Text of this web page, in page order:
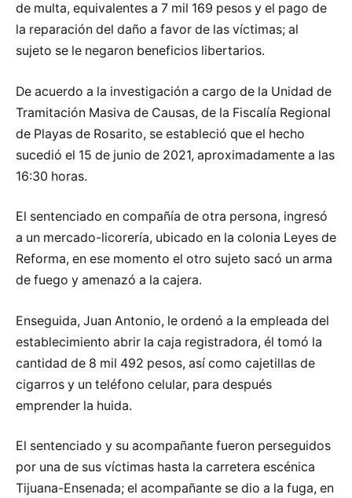
de multa, equivalentes a 7 mil 169 pesos y el pago de
la reparación del daño a favor de las víctimas; al
sujeto se le negaron beneficios libertarios.
De acuerdo a la investigación a cargo de la Unidad de
Tramitación Masiva de Causas, de la Fiscalía Regional
de Playas de Rosarito, se estableció que el hecho
sucedió el 15 de junio de 2021, aproximadamente a las
16:30 horas.
El sentenciado en compañía de otra persona, ingresó
a un mercado-licorería, ubicado en la colonia Leyes de
Reforma, en ese momento el otro sujeto sacó un arma
de fuego y amenazó a la cajera.
Enseguida, Juan Antonio, le ordenó a la empleada del
establecimiento abrir la caja registradora, él tomó la
cantidad de 8 mil 492 pesos, así como cajetillas de
cigarros y un teléfono celular, para después
emprender la huida.
El sentenciado y su acompañante fueron perseguidos
por una de sus víctimas hasta la carretera escénica
Tijuana-Ensenada; el acompañante se dio a la fuga, en